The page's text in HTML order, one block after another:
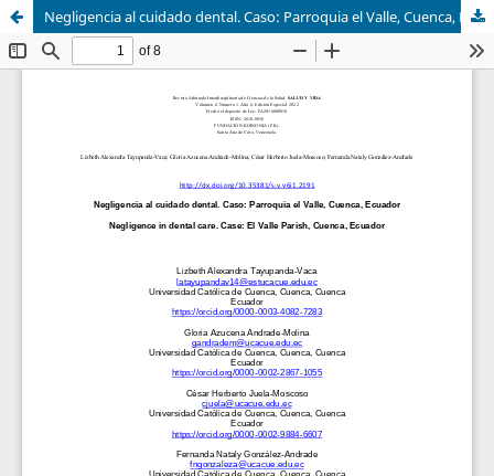
Negligencia al cuidado dental. Caso: Parroquia el Valle, Cuenca, Ecuador